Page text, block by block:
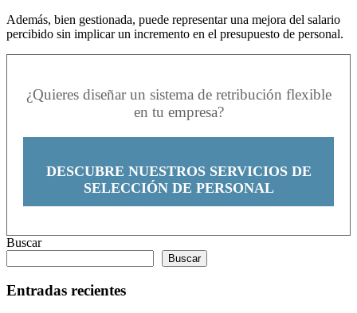
Además, bien gestionada, puede representar una mejora del salario
percibido sin implicar un incremento en el presupuesto de personal.
¿Quieres diseñar un sistema de retribución flexible
en tu empresa?
DESCUBRE NUESTROS SERVICIOS DE
SELECCIÓN DE PERSONAL
Buscar
Buscar
Entradas recientes